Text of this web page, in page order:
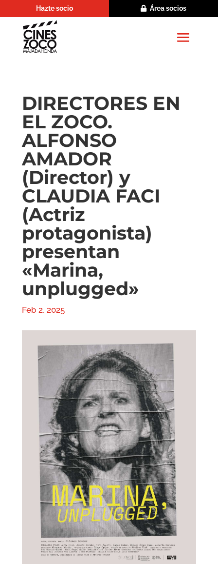
Hazte socio Área socios
DIRECTORES EN
EL ZOCO.
ALFONSO
AMADOR
(Director) y
CLAUDIA FACI
(Actriz
protagonista)
presentan
«Marina,
unplugged»
Feb 2, 2025